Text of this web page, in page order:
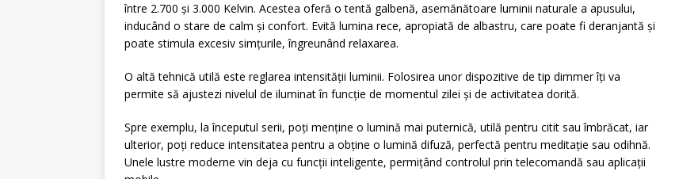
între 2.700 și 3.000 Kelvin. Acestea oferă o tentă galbenă, asemănătoare luminii naturale a apusului,
inducând o stare de calm și confort. Evită lumina rece, apropiată de albastru, care poate fi deranjantă și
poate stimula excesiv simțurile, îngreunând relaxarea.
O altă tehnică utilă este reglarea intensității luminii. Folosirea unor dispozitive de tip dimmer îți va
permite să ajustezi nivelul de iluminat în funcție de momentul zilei și de activitatea dorită.
Spre exemplu, la începutul serii, poți menține o lumină mai puternică, utilă pentru citit sau îmbrăcat, iar
ulterior, poți reduce intensitatea pentru a obține o lumină difuză, perfectă pentru meditație sau odihnă.
Unele lustre moderne vin deja cu funcții inteligente, permițând controlul prin telecomandă sau aplicații